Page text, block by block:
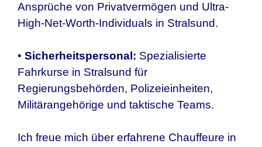
Ansprüche von Privatvermögen und Ultra-
High-Net-Worth-Individuals in Stralsund.
• Sicherheitspersonal: Spezialisierte
Fahrkurse in Stralsund für
Regierungsbehörden, Polizeieinheiten,
Militärangehörige und taktische Teams.
Ich freue mich über erfahrene Chauffeure in